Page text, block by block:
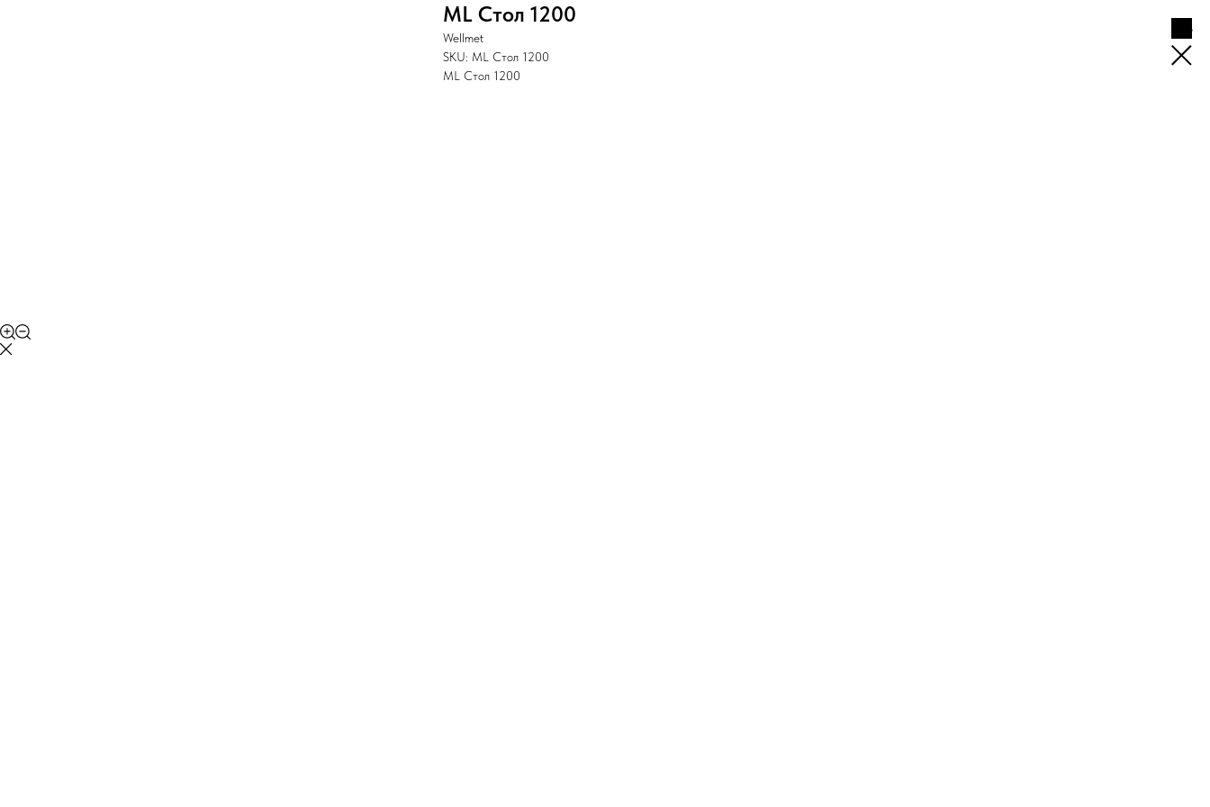
ML Стол 1200
Wellmet
SKU: ML Стол 1200
ML Стол 1200